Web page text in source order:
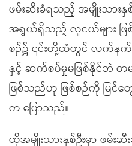
ဖမ်းဆီးခံရသည့် အမျိုးသားနှ
အရွယ်ရှိသည့် လူငယ်များ ဖြ
စဉ်၌ ၎င်းတို့ထံတွင် လက်နက်မ
နှင့် ဆက်စပ်မှုမဖြစ်နိုင်ဘဲ တမ
ဖြစ်သည်ဟု ဖြစ်စဉ်ကို မြ
က ပြောသည်။
ထိုအမျိုးသားနှစ်ဦးမှာ ဖမ်း